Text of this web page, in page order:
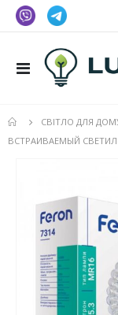
Toggle
СВІТЛО ДЛЯ
ВСТРАИВАЕМЫЙ
галереї
зображень